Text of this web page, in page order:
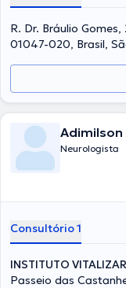
R. Dr. Bráulio
01047-020, Brasil,
Adimilson
Neurologista
Consultório 1
INSTITUTO VITALIZAR
Passeio das